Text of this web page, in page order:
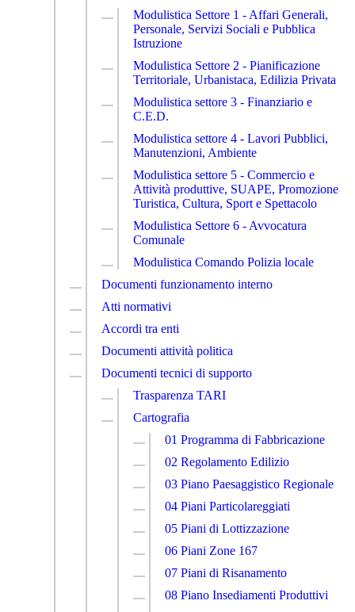
Modulistica Settore 1 - Affari Generali,
Personale, Servizi Sociali e Pubblica
Istruzione
Modulistica Settore 2 - Pianificazione
Territoriale, Urbanistaca, Edilizia Privata
Modulistica settore 3 - Finanziario e
C.E.D.
Modulistica settore 4 - Lavori Pubblici,
Manutenzioni, Ambiente
Modulistica settore 5 - Commercio e
Attività produttive, SUAPE, Promozione
Turistica, Cultura, Sport e Spettacolo
Modulistica Settore 6 - Avvocatura
Comunale
Modulistica Comando Polizia locale
Documenti funzionamento interno
Atti normativi
Accordi tra enti
Documenti attività politica
Documenti tecnici di supporto
Trasparenza TARI
Cartografia
01 Programma di Fabbricazione
02 Regolamento Edilizio
03 Piano Paesaggistico Regionale
04 Piani Particolareggiati
05 Piani di Lottizzazione
06 Piani Zone 167
07 Piani di Risanamento
08 Piano Insediamenti Produttivi